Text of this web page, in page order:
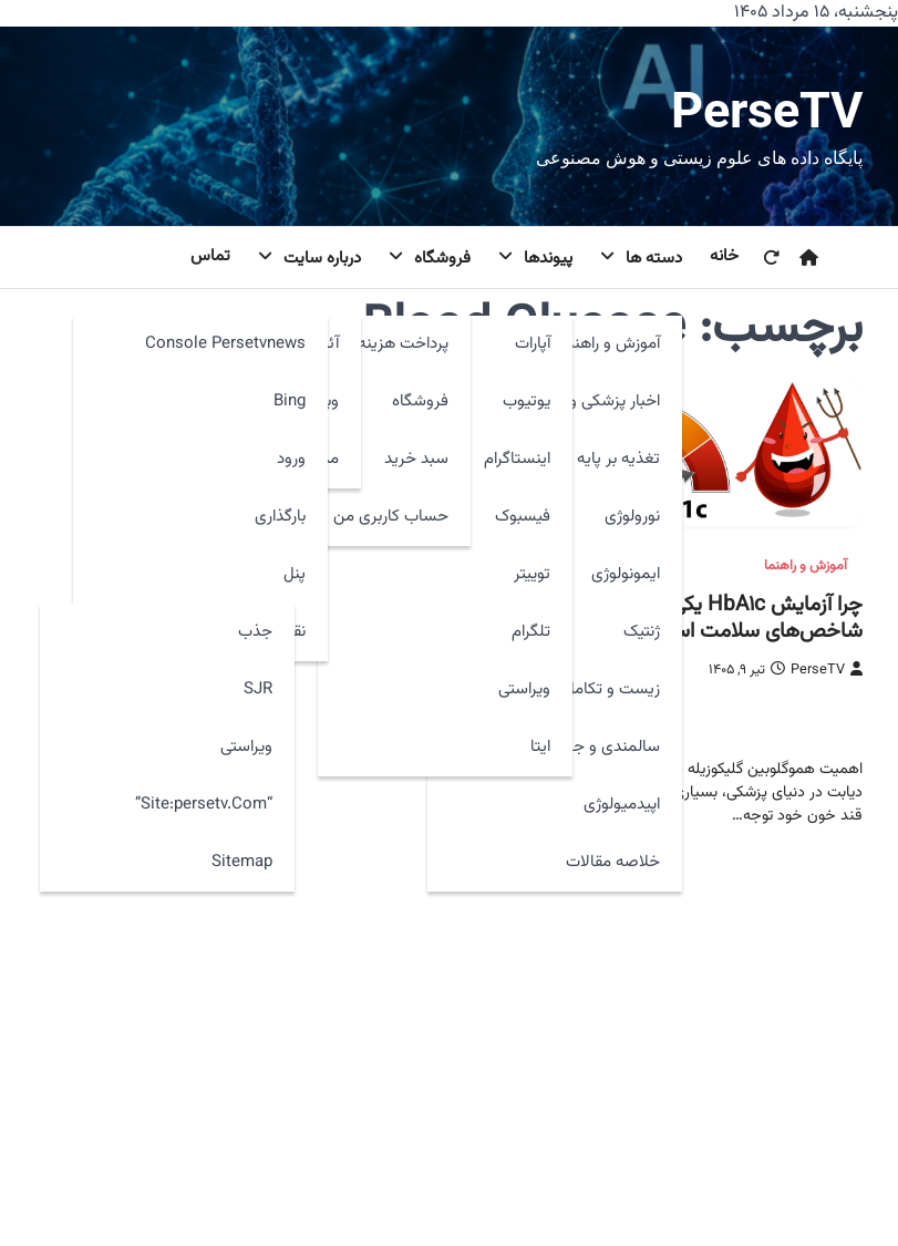
پرش
محتوا
پنجشنبه، ۱۵ مرداد ۱۴۰۵
PerseTV
پایگاه داده های علوم زیستی و هوش مصنوعی
خانه دسته ها
آموزش و راهنما
اخبار پزشکی و فنآوری
تغذیه بر پایه شواهد
نورولوژی
ایمونولوژی
ژنتیک
زیست و تکامل
سالمندی و جوان سازی
اپیدمیولوژی
خلاصه مقالات
پیوندها
آپارات
یوتیوب
اینستاگرام
فیسبوک
توییتر
تلگرام
ویراستی
ایتا
فروشگاه
پرداخت هزینه
فروشگاه
سبد خرید
حساب کاربری من
درباره سایت
آئین نامهConsole Persetvnews
Bing
ورود
بارگذاری
پنل
نقشه سایت
جذب
SJR
ویراستی
“site:persetv.com”
Sitemap
وبمیل
مدیر سایت
تماس
برچسب: Blood Glucose
آموزش و راهنما
چرا آزمایش HbA۱c یکی از مهم‌ترین
شاخص‌های سلامت است؟
PerseTV تیر ۹, ۱۴۰۵
اهمیت هموگلوبین گلیکوزیله در مدیریت درمان
دیابت در دنیای پزشکی، بسیاری از افراد تنها زمانی به
قند خون خود توجه…